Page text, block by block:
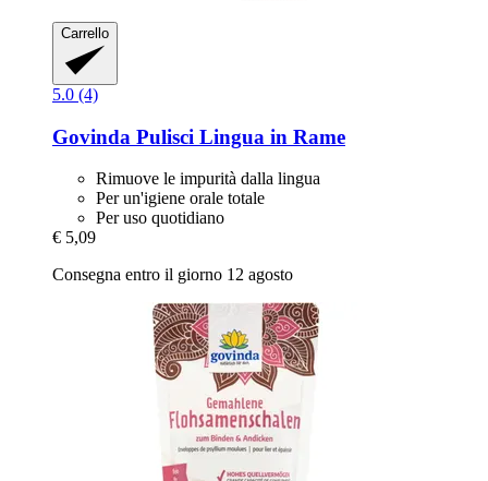
Carrello
5.0 (4)
Govinda Pulisci Lingua in Rame
Rimuove le impurità dalla lingua
Per un'igiene orale totale
Per uso quotidiano
€ 5,09
Consegna entro il giorno 12 agosto